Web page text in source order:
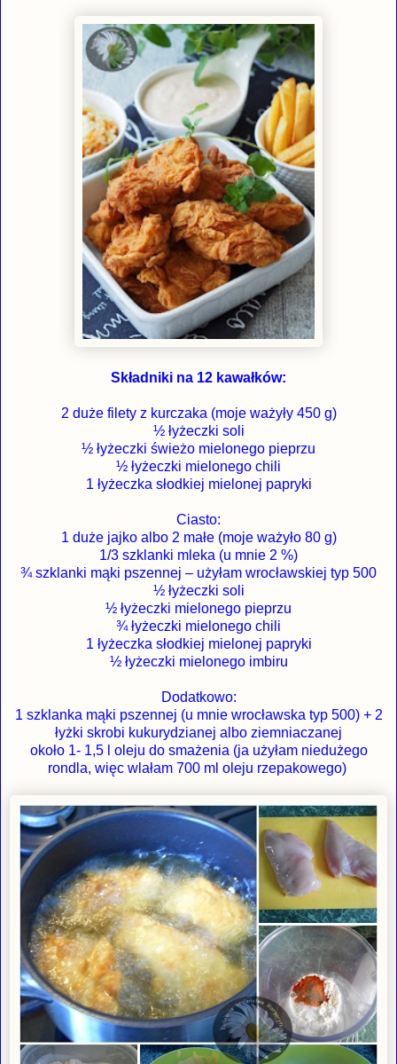
Składniki na 12 kawałków:
2 duże filety z kurczaka (moje ważyły 450 g)
½ łyżeczki soli
½ łyżeczki świeżo mielonego pieprzu
½ łyżeczki mielonego chili
1 łyżeczka słodkiej mielonej papryki
Ciasto:
1 duże jajko albo 2 małe (moje ważyło 80 g)
1/3 szklanki mleka (u mnie 2 %)
¾ szklanki mąki pszennej – użyłam wrocławskiej typ 500
½ łyżeczki soli
½ łyżeczki mielonego pieprzu
¾ łyżeczki mielonego chili
1 łyżeczka słodkiej mielonej papryki
½ łyżeczki mielonego imbiru
Dodatkowo:
1 szklanka mąki pszennej (u mnie wrocławska typ 500) + 2
łyżki skrobi kukurydzianej albo ziemniaczanej
około 1- 1,5 l oleju do smażenia (ja użyłam niedużego
rondla, więc wlałam 700 ml oleju rzepakowego)